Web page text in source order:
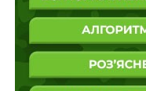
У цивільному житті
хореографом. На